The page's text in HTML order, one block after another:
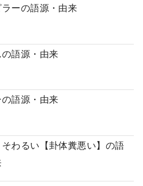
ーの語源・由来
語源・由来
語源・由来
わるい【卦体糞悪い】の語